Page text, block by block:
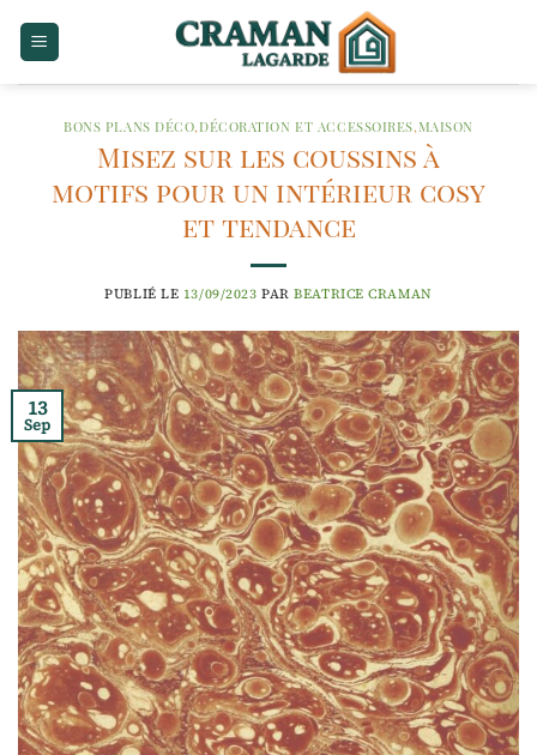
BONS PLANS DÉCO,DÉCORATION ET ACCESSOIRES,MAISON
Misez sur les coussins à
motifs pour un intérieur cosy
et tendance
PUBLIÉ LE 13/09/2023 PARBEATRICE CRAMAN
13
Sep